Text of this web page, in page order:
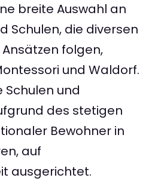
breite Auswahl an
Schulen, die diversen
folgen,
und Waldorf.
Schulen und
des stetigen
Bewohner in
auf
ausgerichtet.